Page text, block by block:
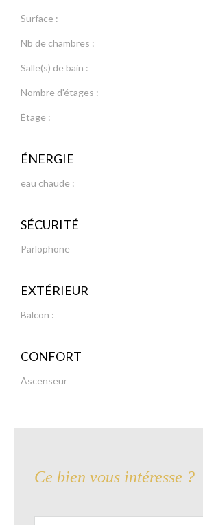
Surface :
Nb de chambres :
Salle(s) de bain :
Nombre d'étages :
Étage :
ÉNERGIE
eau chaude :
SÉCURITÉ
Parlophone
EXTÉRIEUR
Balcon :
CONFORT
Ascenseur
Ce bien vous intéresse ?